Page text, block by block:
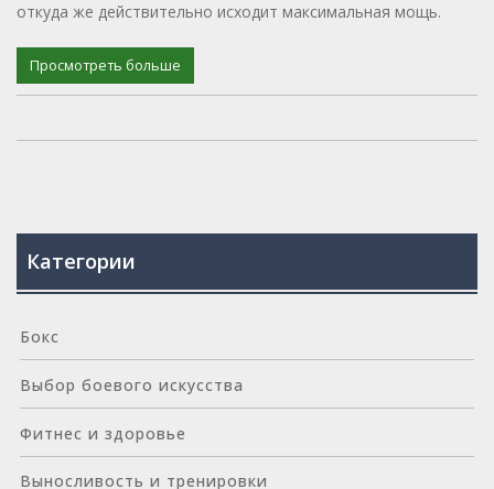
откуда же действительно исходит максимальная мощь.
Просмотреть больше
Категории
Бокс
Выбор боевого искусства
Фитнес и здоровье
Выносливость и тренировки